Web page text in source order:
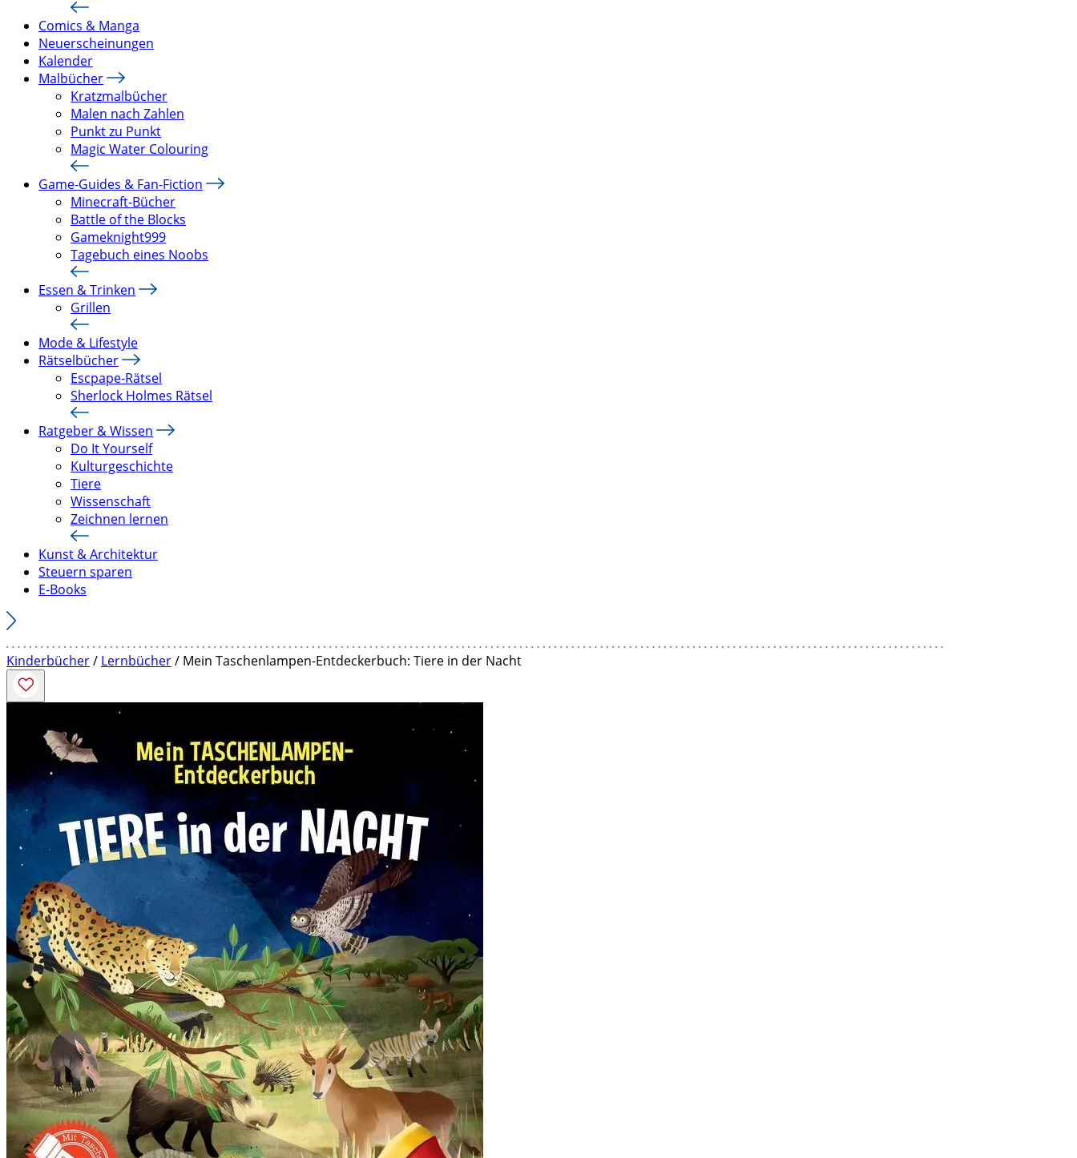
Comics & Manga
Neuerscheinungen
Kalender
Malbücher
Kratzmalbücher
Malen nach Zahlen
Punkt zu Punkt
Magic Water Colouring
Game-Guides & Fan-Fiction
Minecraft-Bücher
Battle of the Blocks
Gameknight999
Tagebuch eines Noobs
Essen & Trinken
Grillen
Mode & Lifestyle
Rätselbücher
Escpape-Rätsel
Sherlock Holmes Rätsel
Ratgeber & Wissen
Do It Yourself
Kulturgeschichte
Tiere
Wissenschaft
Zeichnen lernen
Kunst & Architektur
Steuern sparen
E-Books
Kinderbücher/ Lernbücher/ Mein Taschenlampen-Entdeckerbuch: Tiere in der Nacht